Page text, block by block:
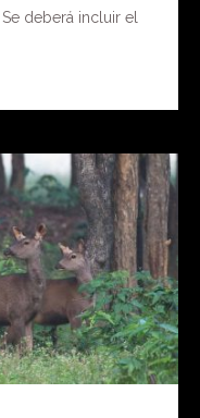
deberá incluir el